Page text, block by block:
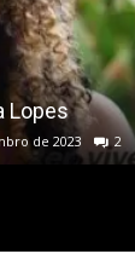
Lopes
de 2023 2